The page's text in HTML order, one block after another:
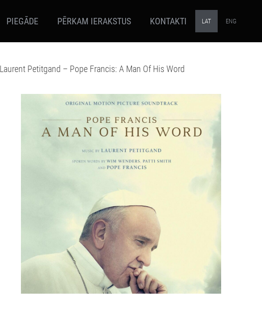
PIEGĀDE PĒRKAM IERAKSTUS KONTAKTI LAT ENG
Laurent Petitgand – Pope Francis: A Man Of His Word